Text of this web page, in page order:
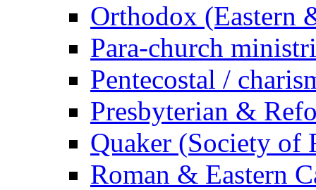
Orthodox (Eastern
Para-church
Pentecostal /
Presbyterian &
Quaker (Society of
Roman & Eastern